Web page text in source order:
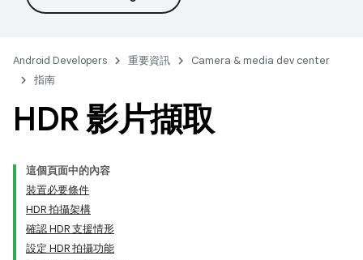
Android Developers 重要資訊
Camera & media dev center
指南
HDR 影片擷取
這個頁面中的內容
裝置必要條件
HDR 拍攝架構
確認 HDR 支援情形
設定 HDR 拍攝功能